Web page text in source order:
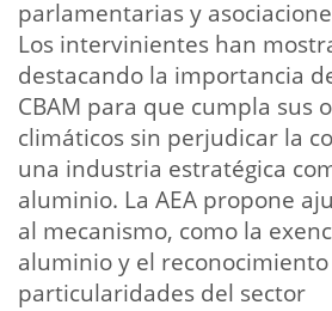
parlamentarias y
Los intervinientes han
destacando la importancia
CBAM para que cumpla sus
climáticos sin perjudicar la
una industria estratégica
aluminio. La AEA propone
al mecanismo, como la
aluminio y el
particularidades del sector